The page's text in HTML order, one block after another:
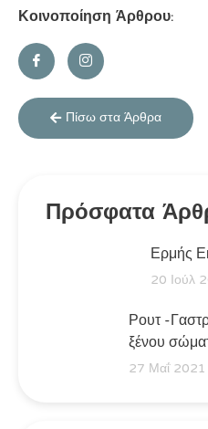
Κοινοποίηση Άρθρου:
Πίσω στα Άρθρα
Πρόσφατα
Ερμής
20 Ιούλ
Ρουτ -
ξένου
27 Μαΐ 2021